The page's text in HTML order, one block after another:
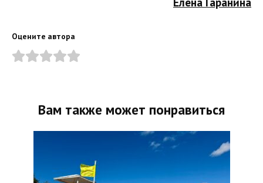
Оцените автора
Вам также может понравиться